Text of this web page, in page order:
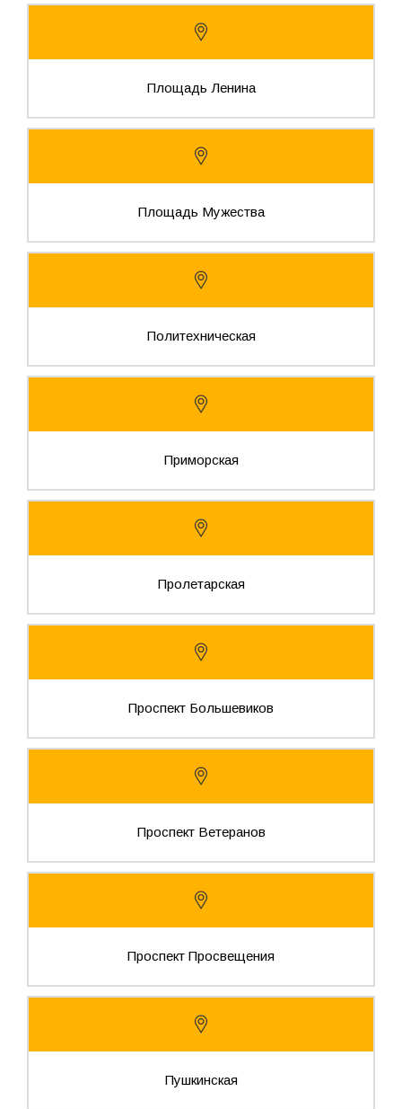
Площадь Ленина
Площадь Мужества
Политехническая
Приморская
Пролетарская
Проспект Большевиков
Проспект Ветеранов
Проспект Просвещения
Пушкинская